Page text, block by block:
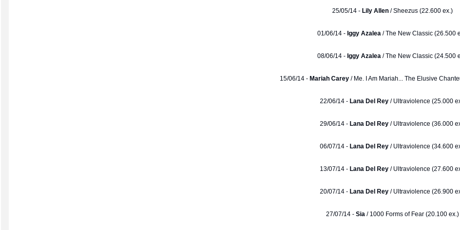
25/05/14 - Lily Allen/ Sheezus (22.600 ex.)
01/06/14 - Iggy Azalea / The New Classic (26.500
08/06/14 - Iggy Azalea / The New Classic (24.500
15/06/14 - Mariah Carey / Me. I Am Mariah... The Elusive
22/06/14 - Lana Del Rey/ Ultraviolence (25.000
29/06/14 - Lana Del Rey / Ultraviolence (36.000
06/07/14 - Lana Del Rey/ Ultraviolence (34.600
13/07/14 -Lana Del Rey / Ultraviolence (27.600
20/07/14 -Lana Del Rey/ Ultraviolence (26.900
27/07/14 - Sia / 1000 Forms of Fear (20.100 ex.)